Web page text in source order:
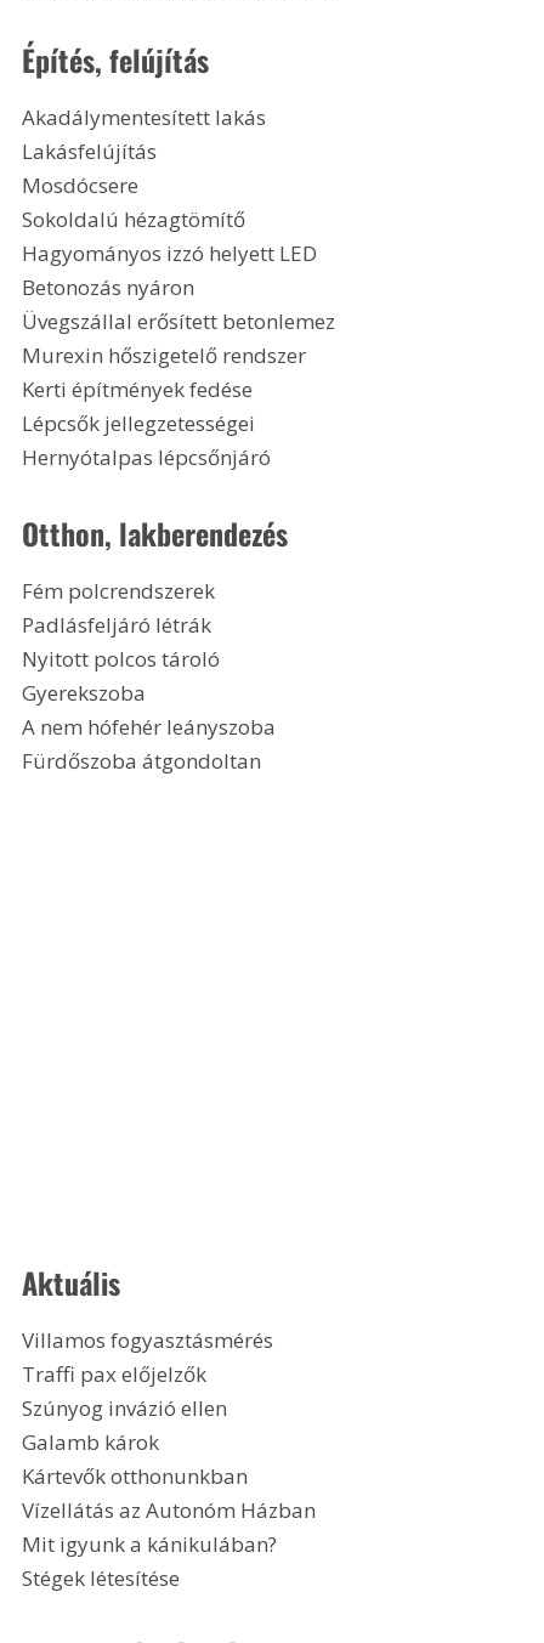
Építés, felújítás
Akadálymentesített lakás
Lakásfelújítás
Mosdócsere
Sokoldalú hézagtömítő
Hagyományos izzó helyett LED
Betonozás nyáron
Üvegszállal erősített betonlemez
Murexin hőszigetelő rendszer
Kerti építmények fedése
Lépcsők jellegzetességei
Hernyótalpas lépcsőnjáró
Otthon, lakberendezés
Fém polcrendszerek
Padlásfeljáró létrák
Nyitott polcos tároló
Gyerekszoba
A nem hófehér leányszoba
Fürdőszoba átgondoltan
Aktuális
Villamos fogyasztásmérés
Traffi pax előjelzők
Szúnyog invázió ellen
Galamb károk
Kártevők otthonunkban
Vízellátás az Autonóm Házban
Mit igyunk a kánikulában?
Stégek létesítése